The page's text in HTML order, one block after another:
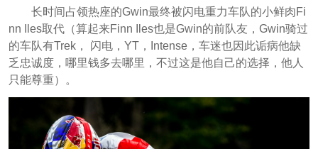
长时间占领热座的Gwin最终被闪电重力车队的小鲜肉Fi
nn Iles取代（算起来Finn Iles也是Gwin的前队友，Gwin骑过
的车队有Trek， 闪电，YT，Intense，车迷也因此诟病他缺
乏忠诚度，哪里钱多去哪里，不过这是他自己的选择，他人
只能尊重）。